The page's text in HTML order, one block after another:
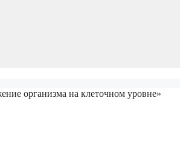
организма на клеточном уровне»